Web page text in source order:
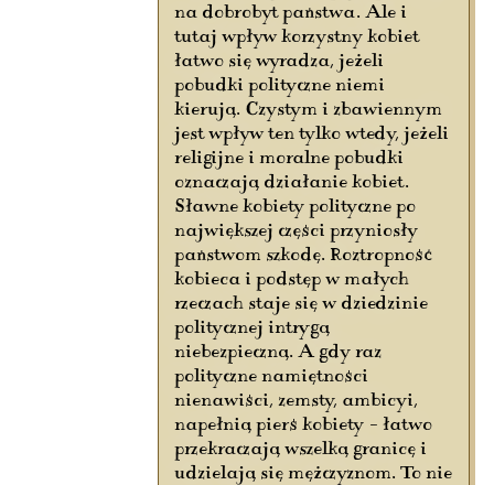
na dobrobyt państwa. Ale i
tutaj wpływ korzystny kobiet
łatwo się wyradza, jeżeli
pobudki polityczne niemi
kierują. Czystym i zbawiennym
jest wpływ ten tylko wtedy, jeżeli
religijne i moralne pobudki
oznaczają działanie kobiet.
Sławne kobiety polityczne po
największej części przyniosły
państwom szkodę. Roztropność
kobieca i podstęp w małych
rzeczach staje się w dziedzinie
politycznej intrygą
niebezpieczną. A gdy raz
polityczne namiętności
nienawiści, zemsty, ambicyi,
napełnią pierś kobiety – łatwo
przekraczają wszelką granicę i
udzielają się mężczyznom. To nie